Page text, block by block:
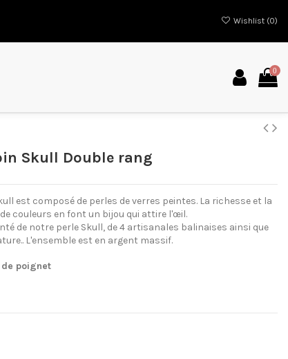
Wishlist (0)
0
Skull Double rang
est composé de perles de verres peintes. La richesse et la
couleurs en font un bijou qui attire l'œil.
de notre perle Skull, de 4 artisanales balinaises ainsi que
L'ensemble est en argent massif.
poignet